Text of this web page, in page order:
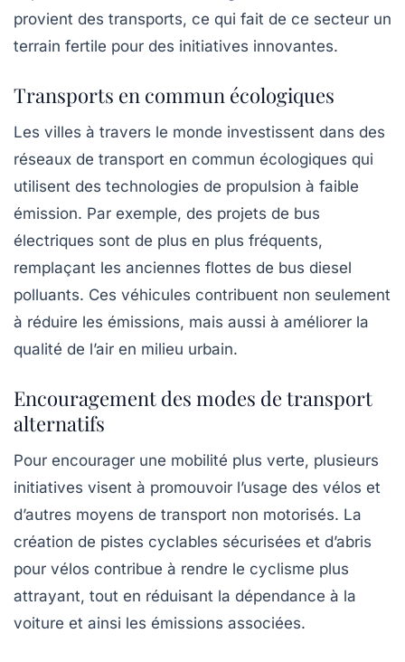
provient des transports, ce qui fait de ce secteur un
terrain fertile pour des initiatives innovantes.
Transports en commun écologiques
Les villes à travers le monde investissent dans des
réseaux de transport en commun écologiques qui
utilisent des technologies de propulsion à faible
émission. Par exemple, des projets de bus
électriques sont de plus en plus fréquents,
remplaçant les anciennes flottes de bus diesel
polluants. Ces véhicules contribuent non seulement
à réduire les émissions, mais aussi à améliorer la
qualité de l’air en milieu urbain.
Encouragement des modes de transport
alternatifs
Pour encourager une mobilité plus verte, plusieurs
initiatives visent à promouvoir l’usage des vélos et
d’autres moyens de transport non motorisés. La
création de pistes cyclables sécurisées et d’abris
pour vélos contribue à rendre le cyclisme plus
attrayant, tout en réduisant la dépendance à la
voiture et ainsi les émissions associées.